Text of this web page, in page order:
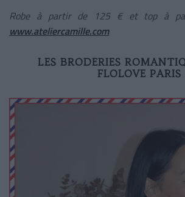
Robe à partir de 125 € et top à
www.ateliercamille.com
LES BRODERIES
FLOLOVE PARIS